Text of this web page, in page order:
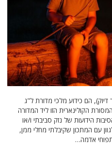
דיוק), הם כידוע מלכי מדורת ל"ג
הקולינארית הזו ליד המדורה
הידועות של נזק סביבתי ו/או
עם המתכון שקיבלתי מחלי ממן,
אדמה…